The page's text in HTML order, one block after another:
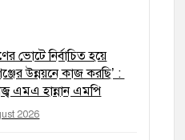
ভোটে নির্বাচিত হয়ে
উন্নয়নে কাজ করছি’ :
এমএ হান্নান এমপি
2026